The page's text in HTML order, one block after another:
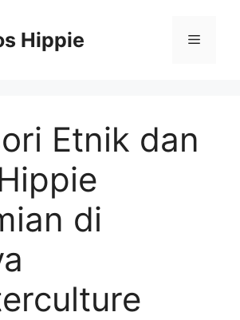
Hippie Menu
Etnik dan
di